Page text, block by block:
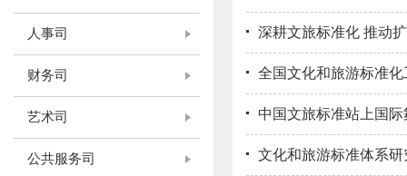
人事司
财务司
艺术司
公共服务司
深耕文旅标准化 推动
全国文化和旅游标准
中国文旅标准站上国际
文化和旅游标准体系